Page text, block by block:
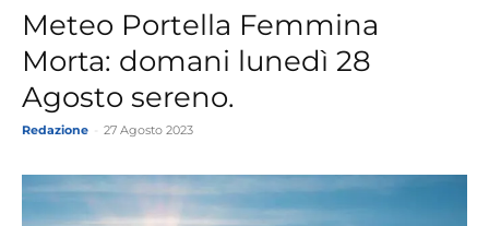
Meteo Portella Femmina
Morta: domani lunedì 28
Agosto sereno.
Redazione 27 Agosto 2023